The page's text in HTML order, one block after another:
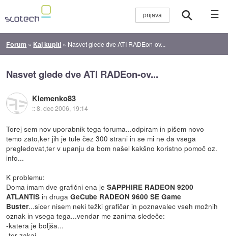
☰
Forum » Kaj kupiti » Nasvet glede dve ATI RADEon-ov...
Nasvet glede dve ATI RADEon-ov...
Klemenko83
::8. dec 2006, 19:14
Torej sem nov uporabnik tega foruma...odpiram in pišem novo
temo zato,ker jih je tule čez 300 strani in se mi ne da vsega
pregledovat,ter v upanju da bom našel kakšno koristno pomoč oz.
info...
K problemu:
Doma imam dve grafični ena jeSAPPHIRE RADEON 9200
ATLANTISin drugaGeCube RADEON 9600 SE Game
Buster...sicer nisem neki težki grafičar in poznavalec vseh možnih
oznak in vsega tega...vendar me zanima sledeče:
-katera je boljša...